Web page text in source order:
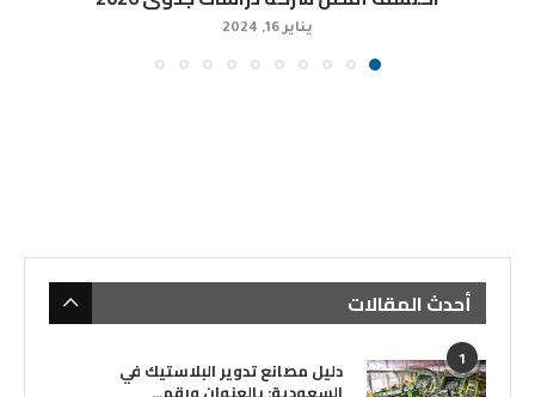
يناير 16, 2024
أحدث المقالات
1 دليل مصانع تدوير البلاستيك في